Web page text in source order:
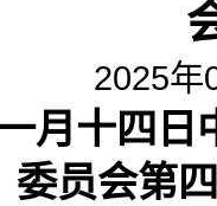
2025
月十四
委员会第